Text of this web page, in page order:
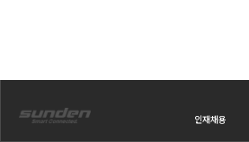
인재채용